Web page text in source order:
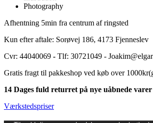
Photography
Afhentning 5min fra centrum af ringsted
Kun efter aftale: Sorøvej 186, 4173 Fjenneslev
Cvr: 44040069 - Tlf: 30721049 -
Gratis fragt til pakkeshop ved køb over
14 Dages fuld returret på nye uåbnede
Værkstedspriser